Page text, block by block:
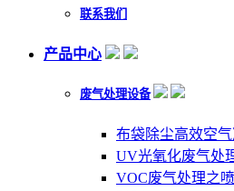
联系我们
产品中心
废气处理设备
布袋除尘高效空
UV光氧化废气处
VOC废气处理之